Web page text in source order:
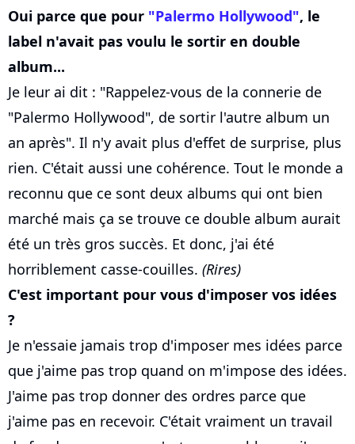
Oui parce que pour "Palermo Hollywood", le
label n'avait pas voulu le sortir en double
album...
Je leur ai dit : "Rappelez-vous de la connerie de
"Palermo Hollywood", de sortir l'autre album un
an après". Il n'y avait plus d'effet de surprise, plus
rien. C'était aussi une cohérence. Tout le monde a
reconnu que ce sont deux albums qui ont bien
marché mais ça se trouve ce double album aurait
été un très gros succès. Et donc, j'ai été
horriblement casse-couilles. (Rires)
C'est important pour vous d'imposer vos idées
?
Je n'essaie jamais trop d'imposer mes idées parce
que j'aime pas trop quand on m'impose des idées.
J'aime pas trop donner des ordres parce que
j'aime pas en recevoir. C'était vraiment un travail